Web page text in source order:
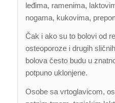
leđima, ramenima,
nogama, kukovima,
Čak i ako su to bolovi od
osteoporoze i drugih
bolova često budu u
potpuno uklonjene.
Osobe sa vrtoglavicom,